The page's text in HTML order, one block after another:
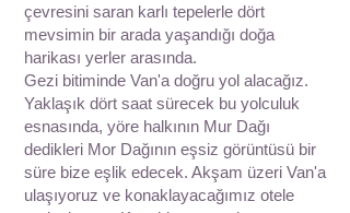
çevresini saran karlı tepelerle dört
mevsimin bir arada yaşandığı doğa
harikası yerler arasında.
Gezi bitiminde Van'a doğru yol alacağız.
Yaklaşık dört saat sürecek bu yolculuk
esnasında, yöre halkının Mur Dağı
dedikleri Mor Dağının eşsiz görüntüsü bir
süre bize eşlik edecek. Akşam üzeri Van'a
ulaşıyoruz ve konaklayacağımız otele